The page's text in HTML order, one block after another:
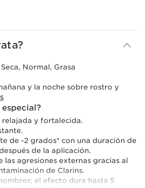
Normal, Grasa
y la noche sobre rostro y
relajada y fortalecida.
de -2 grados* con una duración de
de la aplicación.
las agresiones externas gracias al
de Clarins.
el efecto dura hasta 5